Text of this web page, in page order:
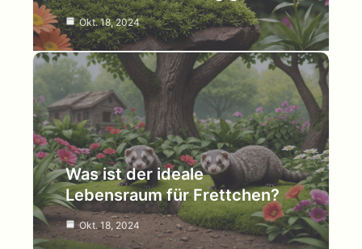
Okt. 18, 2024
Was ist der ideale
Lebensraum für Frettchen?
Okt. 18, 2024